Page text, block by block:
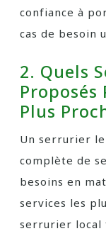
confiance à
cas de besoin
2. Quels
Proposés
Plus
Un serrurier
complète de
besoins en
services les
serrurier local